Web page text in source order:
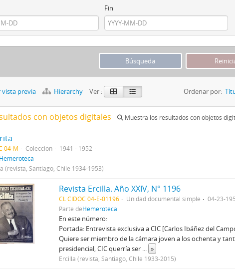
Fin
previa Hierarchy Ver : Ordenar por:
con objetos digitales Muestra los resultados con objetos
04-M Colección
1941 - 1952
Hemeroteca
(revista, Santiago, Chile 1934-1953)
Revista Ercilla. Año XXIV, N° 1196
CL CIDOC 04-E-01196 Unidad documental simple
04-23-
Parte deHemeroteca
En este número:
Portada: Entrevista exclusiva a CIC [Carlos Ibáñez del
Quiere ser miembro de la cámara joven a los ochenta y
presidencial, CIC querría ser ... »
Ercilla (revista, Santiago, Chile 1933-2015)